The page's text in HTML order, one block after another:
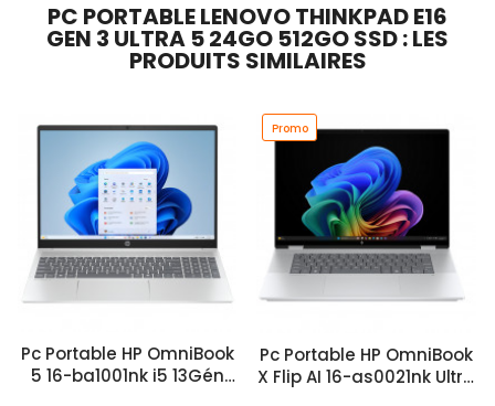
PC PORTABLE LENOVO THINKPAD E16
GEN 3 ULTRA 5 24GO 512GO SSD : LES
PRODUITS SIMILAIRES
Pc Portable HP OmniBook
5 16-ba1001nk i5 13Gén
Promo
Pc Portable HP OmniBook
X Flip AI 16-as0021nk Ultra